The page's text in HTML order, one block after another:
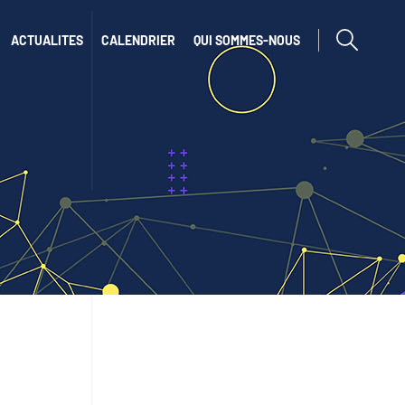
ACTUALITES CALENDRIER QUI SOMMES-NOUS afficher ou